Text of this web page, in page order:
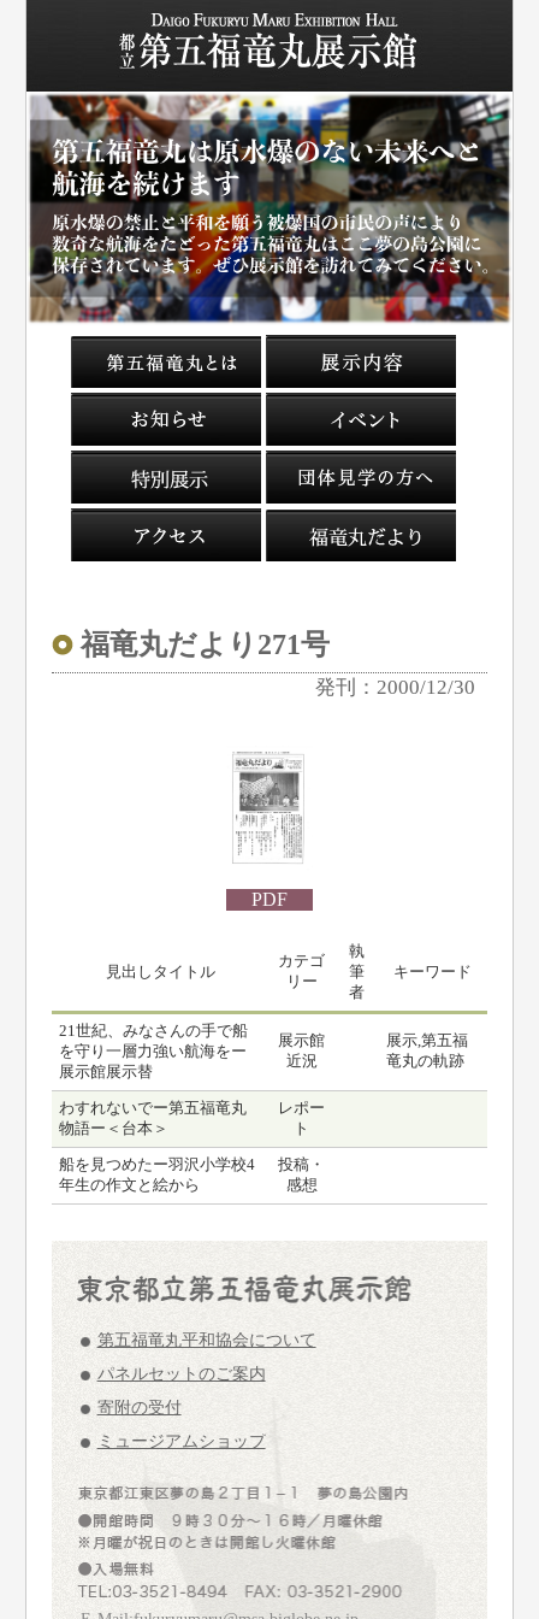
福竜丸だより271号
発刊：2000/12/30
PDF
見出しタイトル
カテゴ
リー
執
筆
者
キーワード
21世紀、みなさんの手で船
を守り一層力強い航海をー
展示館展示替
展示館
近況
展示,第五福
竜丸の軌跡
わすれないでー第五福竜丸
物語ー＜台本＞
レポー
ト
船を見つめたー羽沢小学校4
年生の作文と絵から
投稿・
感想
第五福竜丸平和協会について
パネルセットのご案内
寄附の受付
ミュージアムショップ